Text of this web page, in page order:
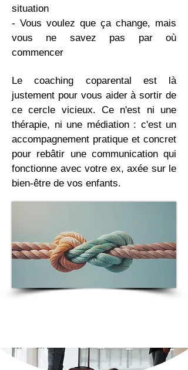
situation
- Vous voulez que ça change, mais
vous ne savez pas par où
commencer
Le coaching coparental est là
justement pour vous aider à sortir de
ce cercle vicieux. Ce n'est ni une
thérapie, ni une médiation : c'est un
accompagnement pratique et concret
pour rebâtir une communication qui
fonctionne avec votre ex, axée sur le
bien-être de vos enfants.